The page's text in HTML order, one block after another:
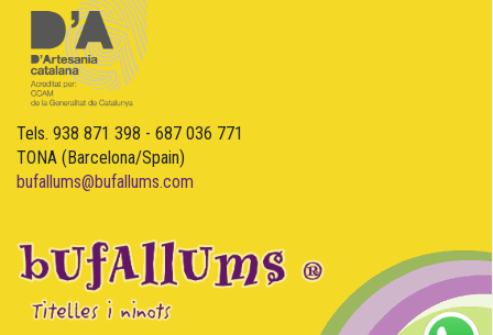
Tels. 938 871 398 - 687 036 771
TONA (Barcelona/Spain)
bufallums@bufallums.com